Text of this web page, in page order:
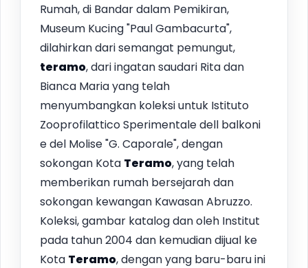
Rumah, di Bandar dalam Pemikiran,
Museum Kucing "Paul Gambacurta",
dilahirkan dari semangat pemungut,
teramo, dari ingatan saudari Rita dan
Bianca Maria yang telah
menyumbangkan koleksi untuk Istituto
Zooprofilattico Sperimentale dell balkoni
e del Molise "G. Caporale", dengan
sokongan Kota Teramo, yang telah
memberikan rumah bersejarah dan
sokongan kewangan Kawasan Abruzzo.
Koleksi, gambar katalog dan oleh Institut
pada tahun 2004 dan kemudian dijual ke
Kota Teramo, dengan yang baru-baru ini